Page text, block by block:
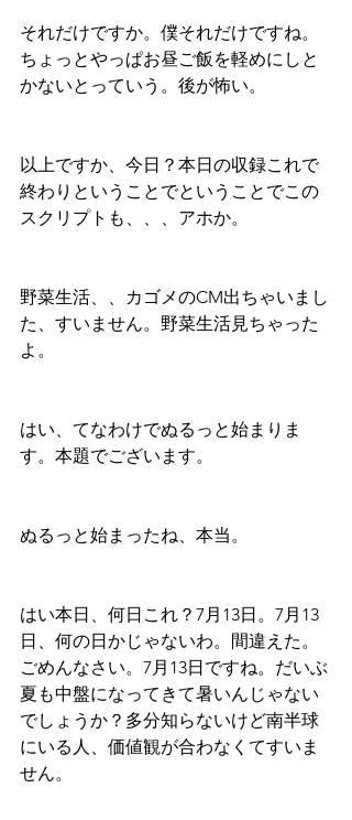
それだけですか。僕それだけですね。
ちょっとやっぱお昼ご飯を軽めにしと
かないとっていう。後が怖い。
以上ですか、今日？本日の収録これで
終わりということでということでこの
スクリプトも、、、アホか。
野菜生活、、カゴメのCM出ちゃいまし
た、すいません。野菜生活見ちゃった
よ。
はい、てなわけでぬるっと始まりま
す。本題でございます。
ぬるっと始まったね、本当。
はい本日、何日これ？7月13日。7月13
日、何の日かじゃないわ。間違えた。
ごめんなさい。7月13日ですね。だいぶ
夏も中盤になってきて暑いんじゃない
でしょうか？多分知らないけど南半球
にいる人、価値観が合わなくてすいま
せん。